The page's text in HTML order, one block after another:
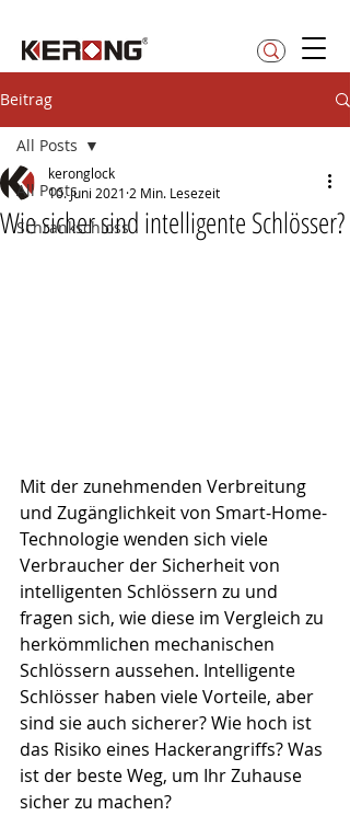
Beitrag
All Posts
Schrankschloss
All Posts
Wie sicher sind intelligente Schlösser?
keronglock
10. Juni 2021 2 Min. Lesezeit
Mit der zunehmenden Verbreitung
und Zugänglichkeit von Smart-Home-
Technologie wenden sich viele
Verbraucher der Sicherheit von
intelligenten Schlössern zu und
fragen sich, wie diese im Vergleich zu
herkömmlichen mechanischen
Schlössern aussehen. Intelligente
Schlösser haben viele Vorteile, aber
sind sie auch sicherer? Wie hoch ist
das Risiko eines Hackerangriffs? Was
ist der beste Weg, um Ihr Zuhause
sicher zu machen?